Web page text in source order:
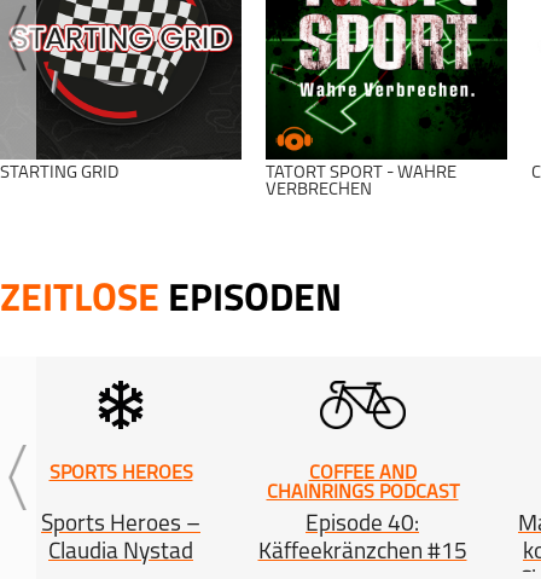
STARTING GRID
TATORT SPORT - WAHRE
VERBRECHEN
ZEITLOSE EPISODEN
SPORTS HEROES
Sports Heroes –
Claudia Nystad
COFFEE AND
CHAINRINGS PODCAST
Episode 40:
Käffeekränzchen #15